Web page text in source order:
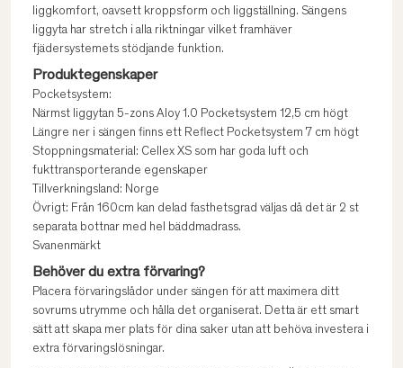
liggkomfort, oavsett kroppsform och liggställning. Sängens
liggyta har stretch i alla riktningar vilket framhäver
fjädersystemets stödjande funktion.
Produktegenskaper
Pocketsystem:
Närmst liggytan 5-zons Aloy 1.0 Pocketsystem 12,5 cm högt
Längre ner i sängen finns ett Reflect Pocketsystem 7 cm högt
Stoppningsmaterial: Cellex XS som har goda luft och
fukttransporterande egenskaper
Tillverkningsland: Norge
Övrigt: Från 160cm kan delad fasthetsgrad väljas då det är 2 st
separata bottnar med hel bäddmadrass.
Svanenmärkt
Behöver du extra förvaring?
Placera förvaringslådor under sängen för att maximera ditt
sovrums utrymme och hålla det organiserat. Detta är ett smart
sätt att skapa mer plats för dina saker utan att behöva investera i
extra förvaringslösningar.